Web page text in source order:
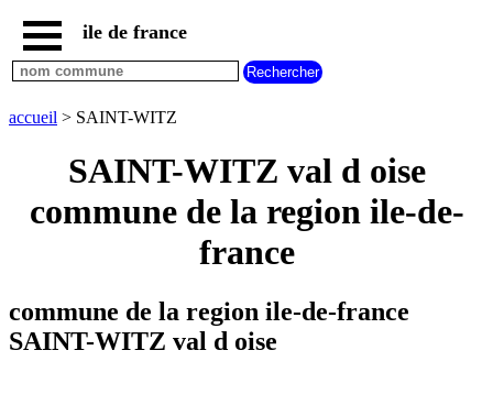
accueil
paris
communes
communes
seine
marne
communes
ile de france
accueil > SAINT-WITZ
SAINT-WITZ val d oise
commune de la region ile-de-
france
commune de la region ile-de-france
SAINT-WITZ val d oise